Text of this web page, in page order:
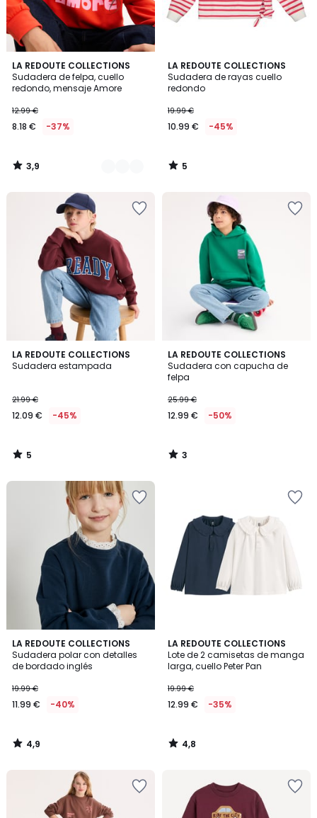
LA REDOUTE COLLECTIONS
Sudadera de felpa, cuello
redondo, mensaje Amore
12.99 €
8.18 € -37%
3,9
/ 5
2
Colores
3,9
/
LA REDOUTE COLLECTIONS
Sudadera de rayas cuello
redondo
19.99 €
10.99 € -45%
5
/
5
5
/
LA REDOUTE COLLECTIONS
Sudadera estampada
21.99 €
12.09 € -45%
5
/
5
/
LA REDOUTE COLLECTIONS
Sudadera con capucha de
felpa
25.99 €
12.99 € -50%
3
/
5
3
/
LA REDOUTE COLLECTIONS
Sudadera polar con detalles
de bordado inglés
19.99 €
11.99 € -40%
4,9
/ 5
4,9
/
LA REDOUTE COLLECTIONS
Lote de 2 camisetas de manga
larga, cuello Peter Pan
19.99 €
12.99 € -35%
4,8
/ 5
4,8
/